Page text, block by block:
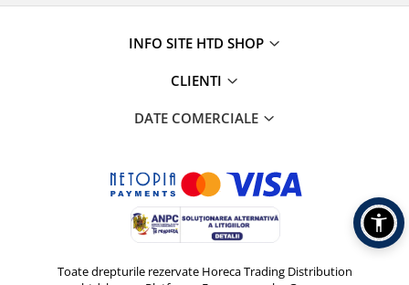
INFO SITE HTD SHOP
CLIENTI
DATE COMERCIALE
Toate drepturile rezervate Horeca Trading Distribution